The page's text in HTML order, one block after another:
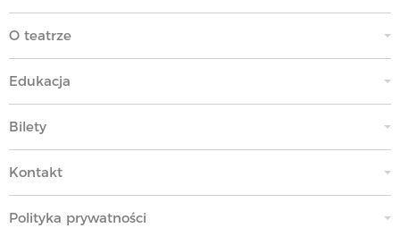
O teatrze
Edukacja
Bilety
Kontakt
Polityka prywatności